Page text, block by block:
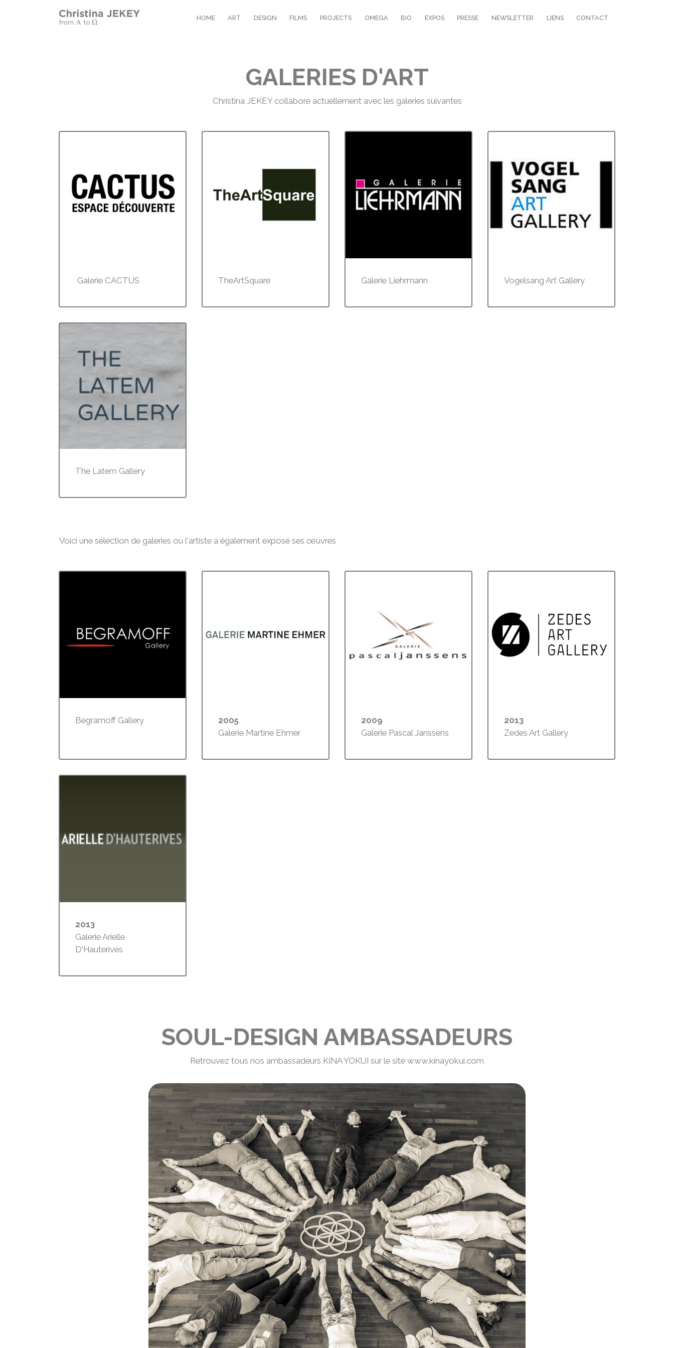
HOME ART DESIGN FILMS PROJECTS OMEGA BIO EXPOS PRESSE NEWSLETTER LIENS CONTACT
GALERIES D'ART
Christina JEKEY collabore actuellement avec les galeries suivantes
Galerie CACTUS TheArtSquare Galerie Liehrmann Vogelsang Art Gallery
The Latem Gallery
Voici une sélection de galeries où l'artiste a également exposé ses œuvres
Begramoff Gallery
2005
Galerie Martine Ehmer
2009
Galerie Pascal Janssens
2013
Zedes Art Gallery
2013
Galerie Arielle
D'Hauterives
SOUL-DESIGN AMBASSADEURS
Retrouvez tous nos ambassadeurs KINA YOKUI sur le site www.kinayokui.com